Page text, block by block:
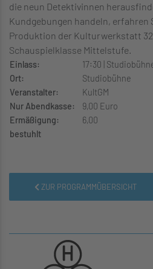
die neun Detektivinnen
Kundgebungen handeln, erfahren
Produktion der Kulturwerkstatt
Schauspielklasse Mittelstufe.
Einlass:
17:30 |
Ort:
Studiobühne
Veranstalter:
KultGM
Nur Abendkasse:
9,00 Euro
Ermäßigung:
6,00
bestuhlt
ZUR PROGRAMMÜBERSICHT